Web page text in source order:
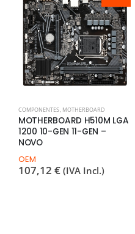
COMPONENTES, MOTHERBOARD
MOTHERBOARD H510M LGA
1200 10-GEN 11-GEN –
NOVO
OEM
107,12 € (IVA Incl.)